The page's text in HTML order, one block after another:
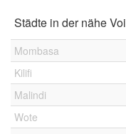
Städte in der nähe Voi
Mombasa
Kilifi
Malindi
Wote